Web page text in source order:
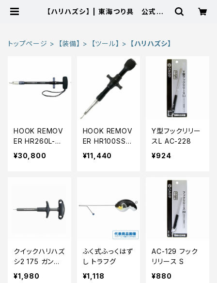
【ハリハズシ】 | 東海つり具 公式オン
トップページ 【装備】 【ツール】 【ハリハズシ】
HOOK REMOV
ER HR260L-T
H/RB(23)ロイ
ヤルフ゛ルー
¥30,800
HOOK REMOV
ER HR100SS-H
-SB(24)ショット
フ゛ラック
¥11,440
Y型フックリリー
スL AC-228
¥924
クイックハリハズ
シ2 175 ガンメ
タ
¥1,980
ふく式ふっくはず
し トラフグ
¥1,118
AC-129 フック
リリース S
¥880